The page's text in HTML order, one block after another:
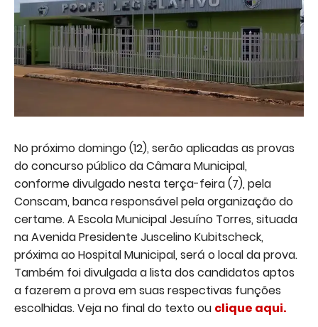
No próximo domingo (12), serão aplicadas as provas
do concurso público da Câmara Municipal,
conforme divulgado nesta terça-feira (7), pela
Conscam, banca responsável pela organização do
certame. A Escola Municipal Jesuíno Torres, situada
na Avenida Presidente Juscelino Kubitscheck,
próxima ao Hospital Municipal, será o local da prova.
Também foi divulgada a lista dos candidatos aptos
a fazerem a prova em suas respectivas funções
escolhidas. Veja no final do texto ou clique aqui.